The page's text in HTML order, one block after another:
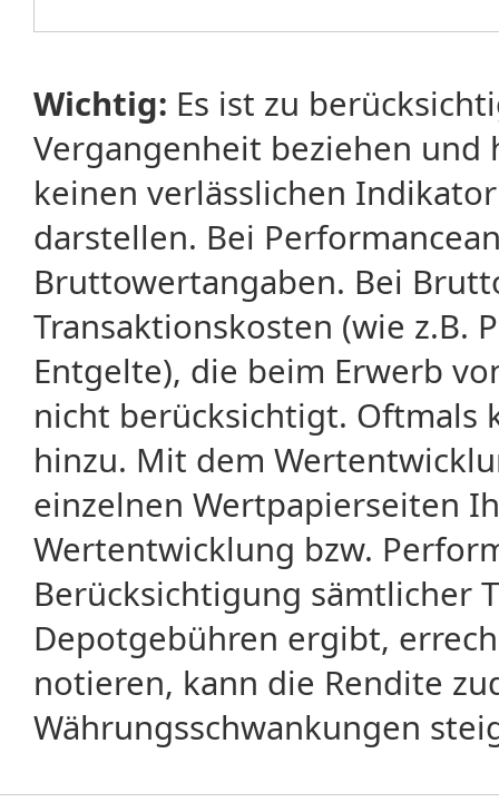
Wichtig: Es ist zu
Vergangenheit beziehen
keinen verlässlichen
darstellen. Bei
Bruttowertangaben. Bei
Transaktionskosten (wie z.B.
Entgelte), die beim Erwerb
nicht berücksichtigt. Oftmals
hinzu. Mit dem
einzelnen Wertpapierseiten
Wertentwicklung bzw.
Berücksichtigung sämtlicher
Depotgebühren ergibt,
notieren, kann die Rendite
Währungsschwankungen